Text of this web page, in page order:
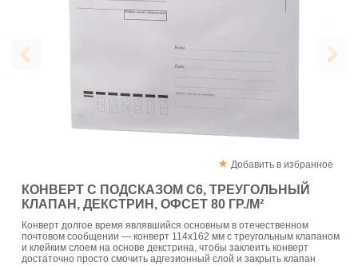
Добавить в избранное
КОНВЕРТ С ПОДСКАЗОМ С6, ТРЕУГОЛЬНЫЙ
КЛАПАН, ДЕКСТРИН, ОФСЕТ 80 ГР./М²
Конверт долгое время являвшийся основным в отечественном
почтовом сообщении — конверт 114х162 мм с треугольным клапаном
и клейким слоем на основе декстрина, чтобы заклеить конверт
достаточно просто смочить адгезионный слой и закрыть клапан